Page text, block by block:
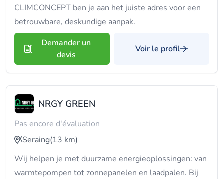
CLIMCONCEPT ben je aan het juiste adres voor een
betrouwbare, deskundige aanpak.
Demander un
devis
Voir le profil
NRGY GREEN
Pas encore d'évaluation
Seraing(13 km)
Wij helpen je met duurzame energieoplossingen: van
warmtepompen tot zonnepanelen en laadpalen. Bij